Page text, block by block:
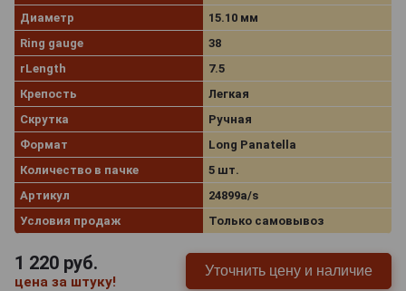
Диаметр
15.10 мм
Ring gauge
38
rLength
7.5
Крепость
Легкая
Скрутка
Ручная
Формат
Long Panatella
Количество в пачке
5 шт.
Артикул
24899a/s
Условия продаж
Только самовывоз
1 220 руб.
цена за штуку!
Уточнить цену и наличие